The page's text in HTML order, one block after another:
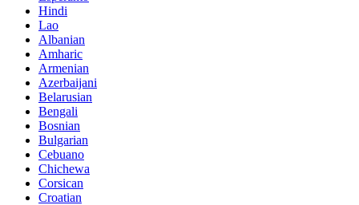
Hindi
Lao
Albanian
Amharic
Armenian
Azerbaijani
Belarusian
Bengali
Bosnian
Bulgarian
Cebuano
Chichewa
Corsican
Croatian